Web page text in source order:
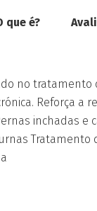
que é?
no tratamento
Reforça a
inchadas e
Tratamento